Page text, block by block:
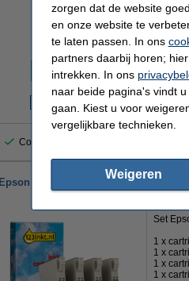
Tip
Wij
€ 1,65
€ 21,50
€ 17,77
Consumentenbond: 9/10 tevreden over
Epson aanbieding: 503XL (T09R6)
Set
1 x
1 x
1 x
1 x
zorgen dat de website
en onze website te
te laten passen. In ons
partners daarbij horen;
intrekken. In ons
naar beide pagina's vindt
gaan. Kiest u voor
vergelijkbare technieken.
Weigeren